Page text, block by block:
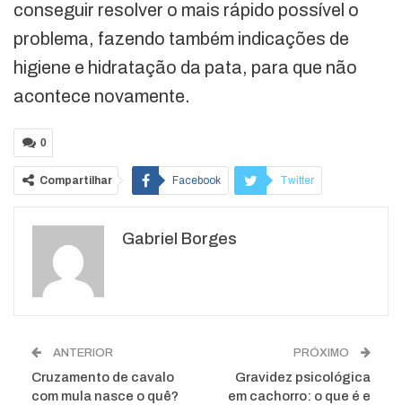
conseguir resolver o mais rápido possível o
problema, fazendo também indicações de
higiene e hidratação da pata, para que não
acontece novamente.
0
Compartilhar Facebook Twitter
WhatsApp
Gabriel Borges
ANTERIOR
Cruzamento de cavalo
com mula nasce o quê?
PRÓXIMO
Gravidez psicológica
em cachorro: o que é e